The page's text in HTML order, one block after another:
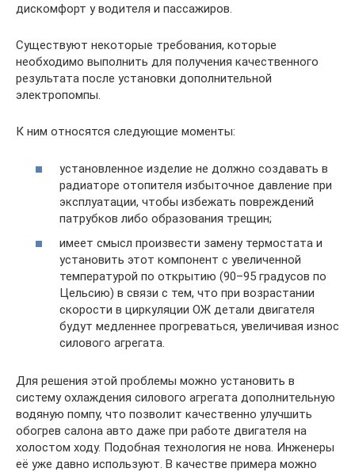
дискомфорт у водителя и пассажиров.
Существуют некоторые требования, которые
необходимо выполнить для получения качественного
результата после установки дополнительной
электропомпы.
К ним относятся следующие моменты:
установленное изделие не должно создавать в
радиаторе отопителя избыточное давление при
эксплуатации, чтобы избежать повреждений
патрубков либо образования трещин;
имеет смысл произвести замену термостата и
установить этот компонент с увеличенной
температурой по открытию (90–95 градусов по
Цельсию) в связи с тем, что при возрастании
скорости в циркуляции ОЖ детали двигателя
будут медленнее прогреваться, увеличивая износ
силового агрегата.
Для решения этой проблемы можно установить в
систему охлаждения силового агрегата дополнительную
водяную помпу, что позволит качественно улучшить
обогрев салона авто даже при работе двигателя на
холостом ходу. Подобная технология не нова. Инженеры
её уже давно используют. В качестве примера можно